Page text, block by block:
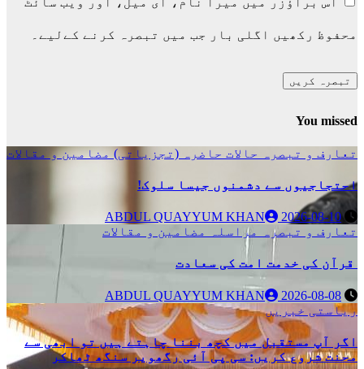
محفوظ رکھیں اگلی بار جب میں تبصرہ کرنے کےلیے۔
You missed
تعارف و تبصرہ حالات حاضرہ (تجزیاتی) مضامین و مقالات
احتجاجیوں سے دشمنوں جیسا سلوک!
2026-08-10
ABDUL QUAYYUM KHAN
تعارف و تبصرہ
مراسلہ مضامین و مقالات
قرآن کی خدمت امت کی سعادت
2026-08-08
ABDUL QUAYYUM KHAN
ریاستی خبریں
اگر آپ مستقبل میں کچھ بننا چاہتے ہیں تو ابھی سے
محنت شروع کریں: سی پی آئی رگھویر سنگھ ٹھاکر